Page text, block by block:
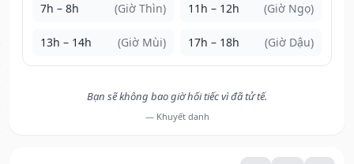
7h – 8h (Giờ Thìn) 11h – 12h (Giờ Ngọ)
13h – 14h (Giờ Mùi) 17h – 18h (Giờ Dậu)
Bạn sẽ không bao giờ hối tiếc vì đã tử tế.
— Khuyết danh